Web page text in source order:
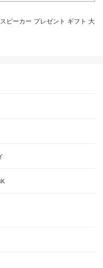
ピーカー プレゼント ギフト 大